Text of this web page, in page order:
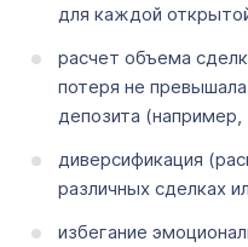
для каждой
расчет объема
потеря не
депозита (например,
диверсификация
различных сделках
избегание